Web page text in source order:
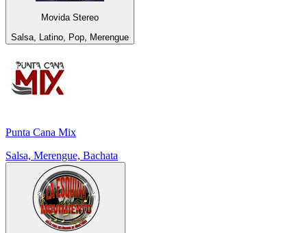
Movida Stereo
Salsa, Latino, Pop, Merengue
Punta Cana Mix
Salsa, Merengue, Bachata